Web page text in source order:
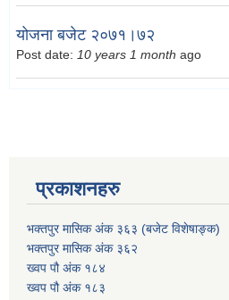
योजना बजेट २०७१।७२
Post date: 10 years 1 month ago
प्रकाशनहरु
भक्तपुर मासिक अंक ३६३ (बजेट विशेषाङ्क)
भक्तपुर मासिक अंक ३६२
ख्वप पौ अंक १८४
ख्वप पौ अंक १८३